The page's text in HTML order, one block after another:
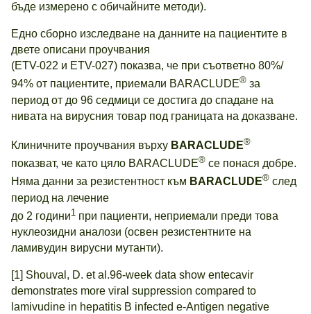
бъде измерено с обичайните методи).
Едно сборно изследване на данните на пациентите в
двете описани проучвания
(ETV-022 и ETV-027) показва, че при съответно 80%/
94% от пациентите, приемали BARACLUDE® за
период от до 96 седмици се достига до спадане на
нивата на вирусния товар под границата на доказване.
Клиничните проучвания върху BARACLUDE®
показват, че като цяло BARACLUDE® се понася добре.
Няма данни за резистентност към BARACLUDE® след
период на лечение
до 2 години1 при пациенти, неприемали преди това
нуклеозидни аналози (освен резистентните на
ламивудин вирусни мутанти).
[1] Shouval, D. et al.96-week data show entecavir
demonstrates more viral suppression compared to
lamivudine in hepatitis B infected e-Antigen negative